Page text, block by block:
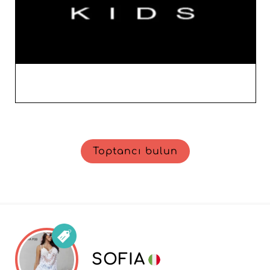
Toptancı bulun
SOFIA